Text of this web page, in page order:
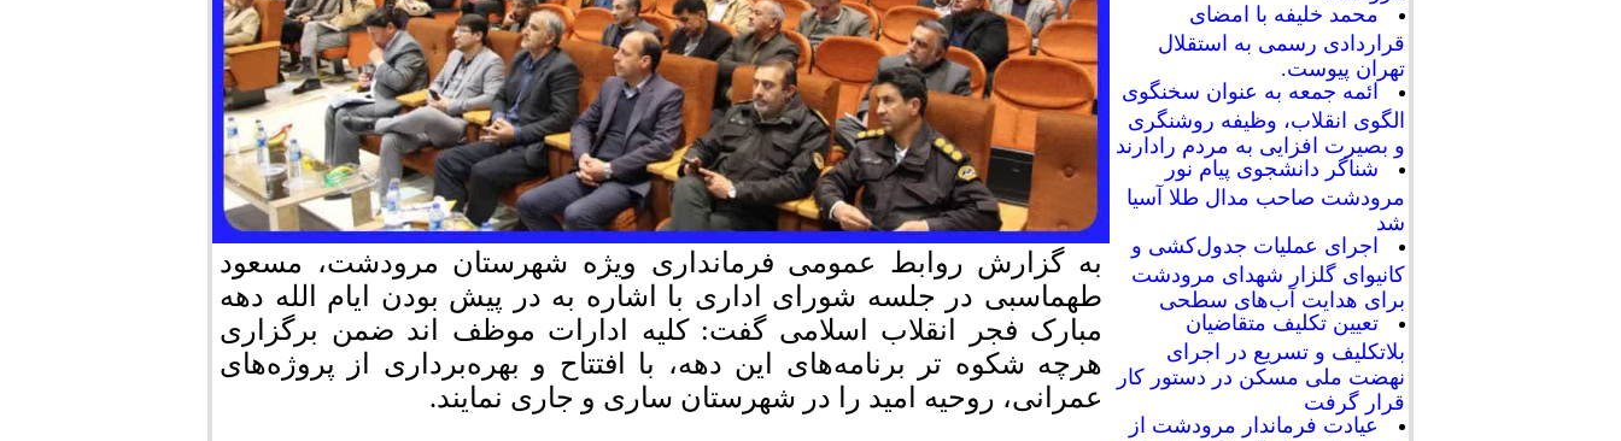
محمد خلیفه با امضای
قراردادی رسمی به استقلال
تهران پیوست.
ائمه جمعه به عنوان سخنگوی
الگوی انقلاب، وظیفه روشنگری
و بصیرت افزایی به مردم رادارند
شناگر دانشجوی پیام نور
مرودشت صاحب مدال طلا آسیا
شد
اجرای عملیات جدول‌کشی و
کانیوای گلزار شهدای مرودشت
برای هدایت آب‌های سطحی
تعیین تکلیف متقاضیان
بلاتکلیف و تسریع در اجرای
نهضت ملی مسکن در دستور کار
قرار گرفت
عیادت فرماندار مرودشت از
به گزارش روابط عمومی فرمانداری ویژه شهرستان مرودشت، مسعود
طهماسبی در جلسه شورای اداری با اشاره به در پیش بودن ایام الله دهه
مبارک فجر انقلاب اسلامی گفت: کلیه ادارات موظف اند ضمن برگزاری
هرچه شکوه تر برنامه‌های این دهه، با افتتاح و بهره‌برداری از پروژه‌های
عمرانی، روحیه امید را در شهرستان ساری و جاری نمایند.